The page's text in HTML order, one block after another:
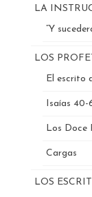
LA
“Y
LOS
El escrito
Isaías 40-
Los Doce
Cargas
LOS